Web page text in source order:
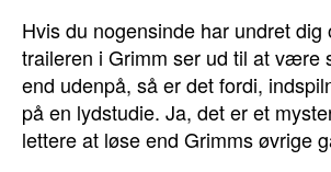
Hvis du nogensinde har undret dig
traileren i Grimm ser ud til at være
end udenpå, så er det fordi,
på en lydstudie. Ja, det er et
lettere at løse end Grimms øvrige